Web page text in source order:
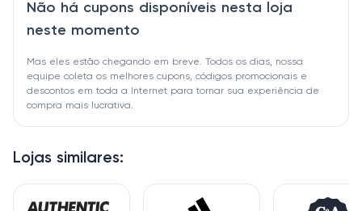
Lojas similares:
Não há cupons disponíveis nesta loja
neste momento
Mas eles estão chegando em breve. Todos os dias, nossa
equipe coleta os melhores cupons, códigos promocionais e
descontos em toda a Internet para tornar sua experiência de
compra mais lucrativa.